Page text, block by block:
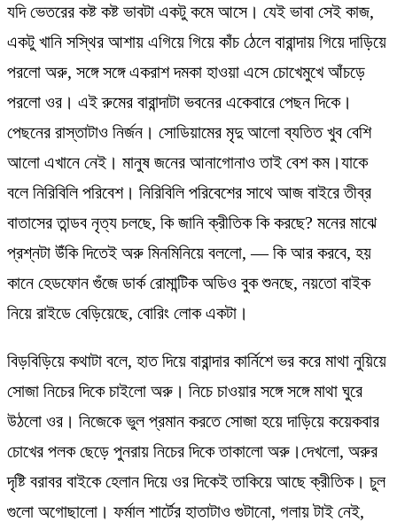
যদি ভেতরের কষ্ট কষ্ট ভাবটা একটু কমে আসে। যেই ভাবা সেই কাজ,
একটু খানি সস্থির আশায় এগিয়ে গিয়ে কাঁচ ঠেলে বারান্দায় গিয়ে দাড়িয়ে
পরলো অরু, সঙ্গে সঙ্গে একরাশ দমকা হাওয়া এসে চোখেমুখে আঁচড়ে
পরলো ওর। এই রুমের বারান্দাটা ভবনের একেবারে পেছন দিকে।
পেছনের রাস্তাটাও নির্জন। সোডিয়ামের মৃদু আলো ব্যতিত খুব বেশি
আলো এখানে নেই। মানুষ জনের আনাগোনাও তাই বেশ কম।যাকে
বলে নিরিবিলি পরিবেশ। নিরিবিলি পরিবেশের সাথে আজ বাইরে তীব্র
বাতাসের তান্ডব নৃত্য চলছে, কি জানি ক্রীতিক কি করছে? মনের মাঝে
প্রশ্নটা উঁকি দিতেই অরু মিনমিনিয়ে বললো, — কি আর করবে, হয়
কানে হেডফোন গুঁজে ডার্ক রোমান্টিক অডিও বুক শুনছে, নয়তো বাইক
নিয়ে রাইডে বেড়িয়েছে, বোরিং লোক একটা।
বিড়বিড়িয়ে কথাটা বলে, হাত দিয়ে বারান্দার কার্নিশে ভর করে মাথা নুয়িয়ে
সোজা নিচের দিকে চাইলো অরু। নিচে চাওয়ার সঙ্গে সঙ্গে মাথা ঘুরে
উঠলো ওর। নিজেকে ভুল প্রমান করতে সোজা হয়ে দাড়িয়ে কয়েকবার
চোখের পলক ছেড়ে পুনরায় নিচের দিকে তাকালো অরু।দেখলো, অরুর
দৃষ্টি বরাবর বাইকে হেলান দিয়ে ওর দিকেই তাকিয়ে আছে ক্রীতিক। চুল
গুলো অগোছালো। ফর্মাল শার্টের হাতাটাও গুটানো, গলায় টাই নেই,